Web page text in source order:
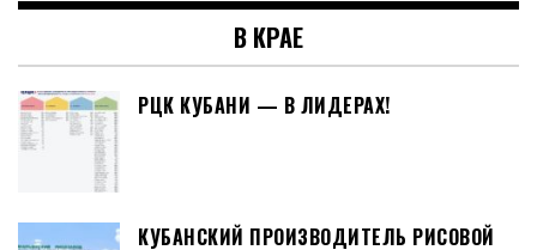
В КРАЕ
РЦК КУБАНИ — В ЛИДЕРАХ!
КУБАНСКИЙ ПРОИЗВОДИТЕЛЬ РИСОВОЙ